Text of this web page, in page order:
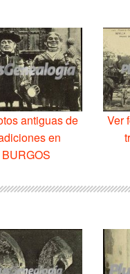
antiguas de
en
BURGOS
Ver